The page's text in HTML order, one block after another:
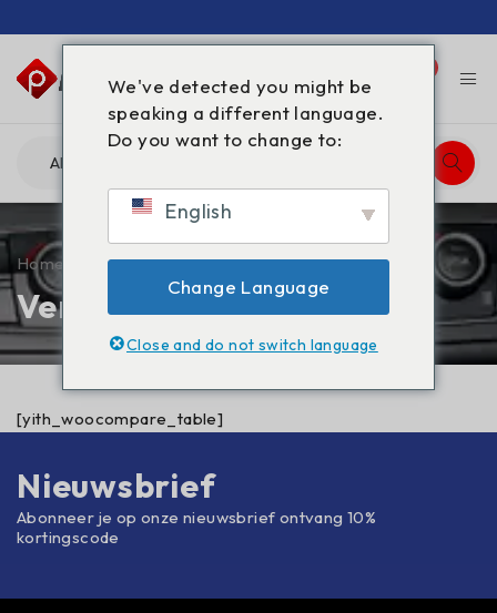
Vergelijk
Home Vergelijk
[yith_woocompare_table]
Nieuwsbrief
Abonneer je op onze nieuwsbrief ontvang 10%
kortingscode
We've detected you might be
speaking a different language.
Do you want to change to:
English
Change Language
Close and do not switch language